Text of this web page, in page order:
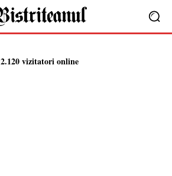
2.120 vizitatori online